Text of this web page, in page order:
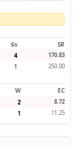
6s
SR
4 170.83
1 250.00
W
EC
2 8.72
1 11.25